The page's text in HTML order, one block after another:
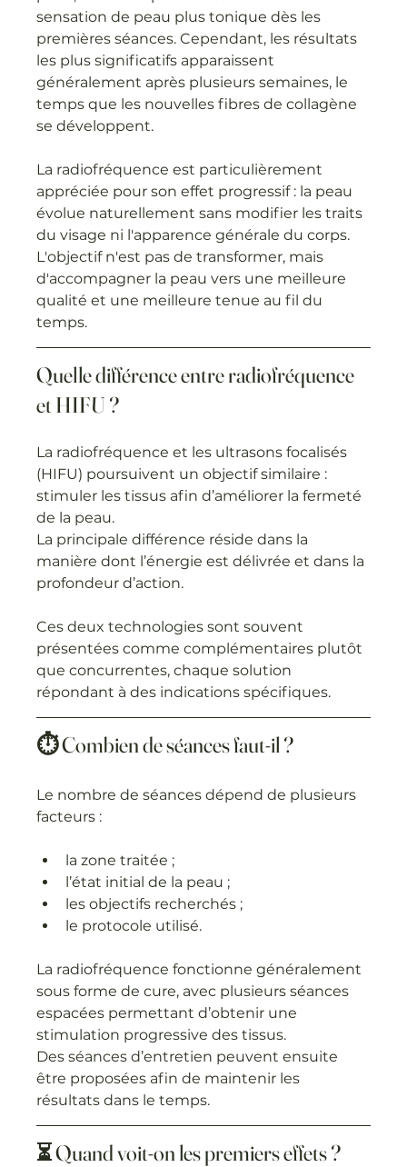
sensation de peau plus tonique dès les
premières séances. Cependant, les résultats
les plus significatifs apparaissent
généralement après plusieurs semaines, le
temps que les nouvelles fibres de collagène
se développent.
La radiofréquence est particulièrement
appréciée pour son effet progressif : la peau
évolue naturellement sans modifier les traits
du visage ni l'apparence générale du corps.
L'objectif n'est pas de transformer, mais
d'accompagner la peau vers une meilleure
qualité et une meilleure tenue au fil du
temps.
Quelle différence entre radiofréquence
et HIFU ?
La radiofréquence et les ultrasons focalisés
(HIFU) poursuivent un objectif similaire :
stimuler les tissus afin d’améliorer la fermeté
de la peau.
La principale différence réside dans la
manière dont l’énergie est délivrée et dans la
profondeur d’action.
Ces deux technologies sont souvent
présentées comme complémentaires plutôt
que concurrentes, chaque solution
répondant à des indications spécifiques.
⏱️ Combien de séances faut-il ?
Le nombre de séances dépend de plusieurs
facteurs :
la zone traitée ;
l’état initial de la peau ;
les objectifs recherchés ;
le protocole utilisé.
La radiofréquence fonctionne généralement
sous forme de cure, avec plusieurs séances
espacées permettant d’obtenir une
stimulation progressive des tissus.
Des séances d’entretien peuvent ensuite
être proposées afin de maintenir les
résultats dans le temps.
⏳ Quand voit-on les premiers effets ?